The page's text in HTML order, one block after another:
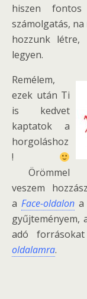
hiszen
számolgatás,
hozzunk létre,
legyen.
Remélem,
ezek után Ti
is kedvet
kaptatok a
horgoláshoz
!
Örömmel
veszem
a Face-oldalona
gyűjteményem,
adó
oldalamra.